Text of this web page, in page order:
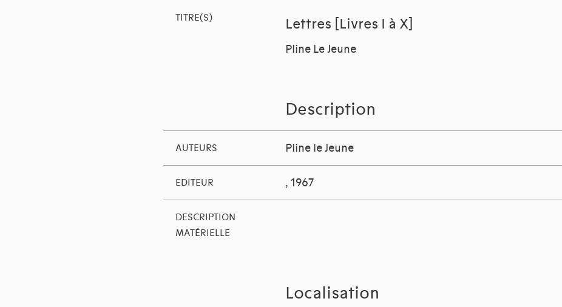
TITRE(S) Lettres [Livres I à X]
Pline Le Jeune
Description
AUTEURS Pline le Jeune
EDITEUR , 1967
DESCRIPTION
MATÉRIELLE
Localisation